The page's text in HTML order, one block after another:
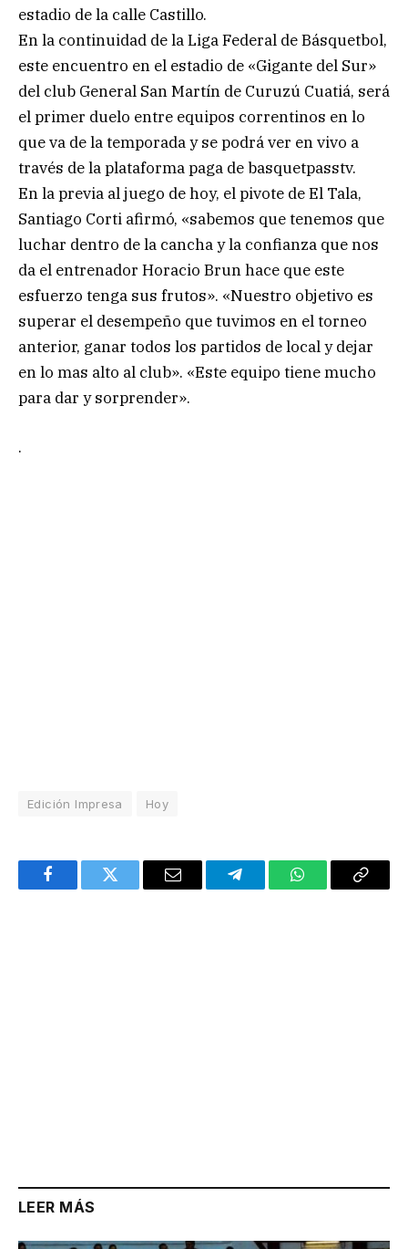
estadio de la calle Castillo.
En la continuidad de la Liga Federal de Básquetbol,
este encuentro en el estadio de «Gigante del Sur»
del club General San Martín de Curuzú Cuatiá, será
el primer duelo entre equipos correntinos en lo
que va de la temporada y se podrá ver en vivo a
través de la plataforma paga de basquetpasstv.
En la previa al juego de hoy, el pivote de El Tala,
Santiago Corti afirmó, «sabemos que tenemos que
luchar dentro de la cancha y la confianza que nos
da el entrenador Horacio Brun hace que este
esfuerzo tenga sus frutos». «Nuestro objetivo es
superar el desempeño que tuvimos en el torneo
anterior, ganar todos los partidos de local y dejar
en lo mas alto al club». «Este equipo tiene mucho
para dar y sorprender».
.
Edición Impresa Hoy
FacebookTwitter Email TelegramWhatsAppCopy
LEER MÁS